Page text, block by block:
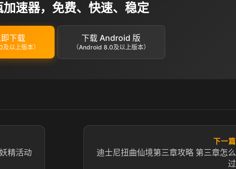
加速器，免费、快速、稳定
下载
及以上版本）
下载 Android 版
（Android 8.0及以上版本）
精活动
下一篇
迪士尼扭曲仙境第三章攻略 第三章怎么
过